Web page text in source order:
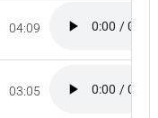
04:09
03:05